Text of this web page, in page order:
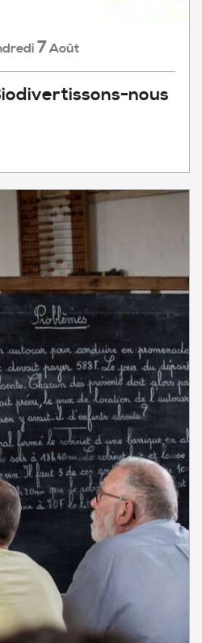
7Août
nous